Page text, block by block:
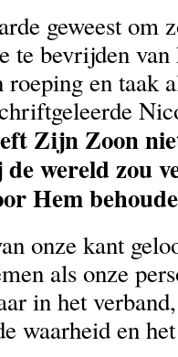
geweest om
te bevrijden van
en taak
Zijn Zoon
wereld zou
Hem
onze kant
als onze
in het
waarheid en